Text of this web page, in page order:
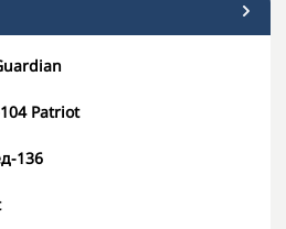
Patriot
136